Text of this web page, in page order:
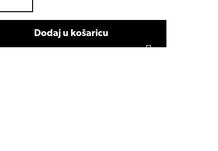
Dodaj u košaricu